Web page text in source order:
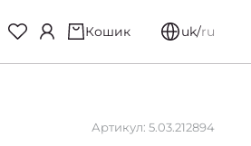
Кошик uk/ru
Артикул: 5.03.212894